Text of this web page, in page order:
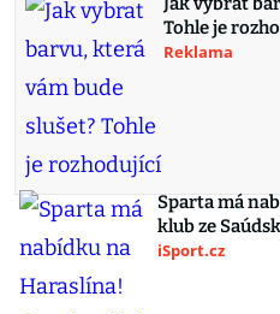
Tohle je
Reklama
Sparta má
klub ze
iSport.cz